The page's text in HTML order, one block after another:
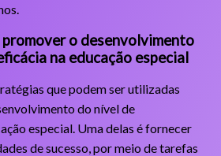
o desenvolvimento
na educação especial
que podem ser utilizadas
do nível de
especial. Uma delas é fornecer
de sucesso, por meio de tarefas